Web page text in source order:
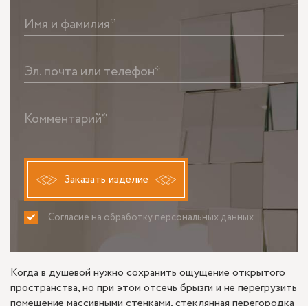
Имя и фамилия*
Эл. почта или телефон*
Комментарий*
Заказать изделие
Согласие на обработку персональных данных
ПРИНИМАЮ НЕ ПРИНИМАЮ
Когда в душевой нужно сохранить ощущение открытого
пространства, но при этом отсечь брызги и не перегрузить